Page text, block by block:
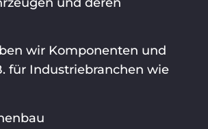
wir Komponenten und
für Industriebranchen wie